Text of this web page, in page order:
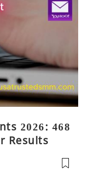
2026: 468
Results